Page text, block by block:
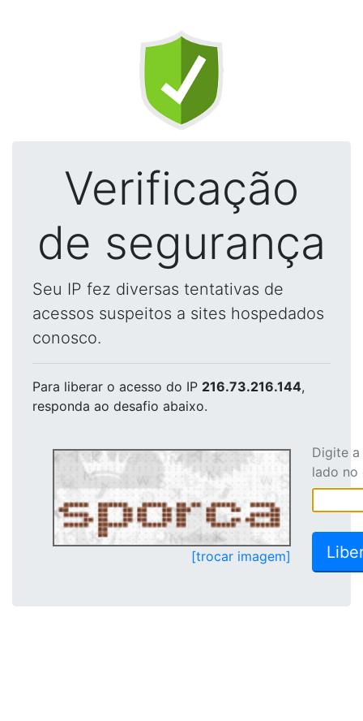
Verificação
de segurança
Seu IP fez diversas tentativas de
acessos suspeitos a sites hospedados
conosco.
Para liberar o acesso do IP 216.73.216.144,
responda ao desafio abaixo.
[trocar imagem]
Digite
lado no